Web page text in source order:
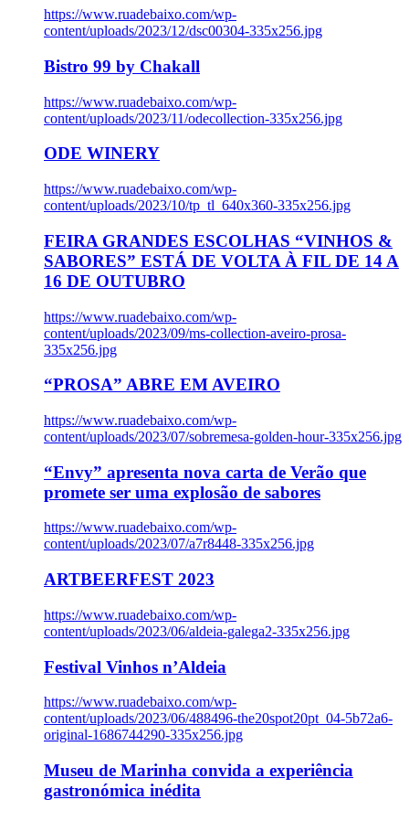
https://www.ruadebaixo.com/wp-
content/uploads/2023/12/dsc00304-335x256.jpg
Bistro 99 by Chakall
https://www.ruadebaixo.com/wp-
content/uploads/2023/11/odecollection-335x256.jpg
ODE WINERY
https://www.ruadebaixo.com/wp-
content/uploads/2023/10/tp_tl_640x360-335x256.jpg
FEIRA GRANDES ESCOLHAS “VINHOS &
SABORES” ESTÁ DE VOLTA À FIL DE 14 A
16 DE OUTUBRO
https://www.ruadebaixo.com/wp-
content/uploads/2023/09/ms-collection-aveiro-prosa-
335x256.jpg
“PROSA” ABRE EM AVEIRO
https://www.ruadebaixo.com/wp-
content/uploads/2023/07/sobremesa-golden-hour-335x256.jpg
“Envy” apresenta nova carta de Verão que
promete ser uma explosão de sabores
https://www.ruadebaixo.com/wp-
content/uploads/2023/07/a7r8448-335x256.jpg
ARTBEERFEST 2023
https://www.ruadebaixo.com/wp-
content/uploads/2023/06/aldeia-galega2-335x256.jpg
Festival Vinhos n’Aldeia
https://www.ruadebaixo.com/wp-
content/uploads/2023/06/488496-the20spot20pt_04-5b72a6-
original-1686744290-335x256.jpg
Museu de Marinha convida a experiência
gastronómica inédita